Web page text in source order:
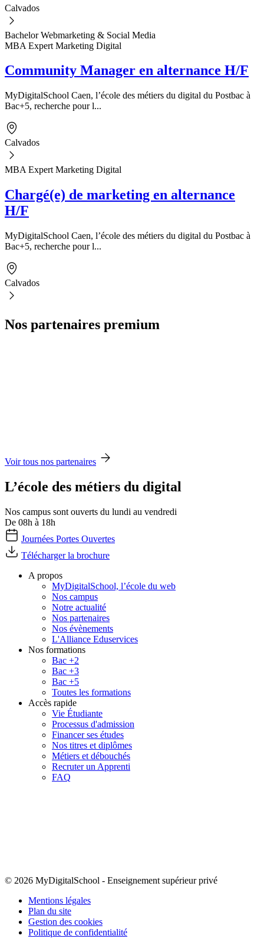
Calvados
Bachelor Webmarketing & Social Media
MBA Expert Marketing Digital
Community Manager en alternance H/F
MyDigitalSchool Caen, l’école des métiers du digital du Postbac à
Bac+5, recherche pour l...
Calvados
MBA Expert Marketing Digital
Chargé(e) de marketing en alternance
H/F
MyDigitalSchool Caen, l’école des métiers du digital du Postbac à
Bac+5, recherche pour l...
Calvados
Nos partenaires premium
Voir tous nos partenaires
L’école des métiers du digital
Nos campus sont ouverts du lundi au vendredi
De 08h à 18h
Journées Portes Ouvertes
Télécharger la brochure
A propos
MyDigitalSchool, l’école du web
Nos campus
Notre actualité
Nos partenaires
Nos évènements
L'Alliance Eduservices
Nos formations
Bac +2
Bac +3
Bac +5
Toutes les formations
Accès rapide
Vie Étudiante
Processus d'admission
Financer ses études
Nos titres et diplômes
Métiers et débouchés
Recruter un Apprenti
FAQ
© 2026 MyDigitalSchool - Enseignement supérieur privé
Mentions légales
Plan du site
Gestion des cookies
Politique de confidentialité